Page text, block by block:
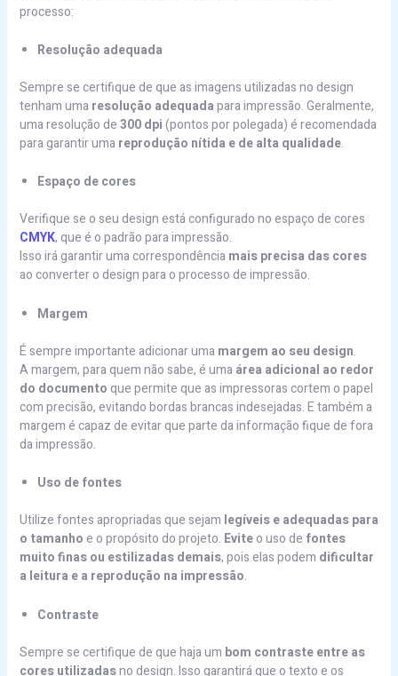
processo:
Resolução adequada
Sempre se certifique de que as imagens utilizadas no design
tenham uma resolução adequadapara impressão. Geralmente,
uma resolução de300 dpi(pontos por polegada) é recomendada
para garantir uma reprodução nítida e de alta qualidade.
Espaço de cores
Verifique se o seu design está configurado no espaço de cores
CMYK, que é o padrão para impressão.
Isso irá garantir uma correspondência mais precisa das cores
ao converter o design para o processo de impressão.
Margem
É sempre importante adicionar uma margem ao seu design.
A margem, para quem não sabe, é uma área adicional ao redor
do documento que permite que as impressoras cortem o papel
com precisão, evitando bordas brancas indesejadas. E também a
margem é capaz de evitar que parte da informação fique de fora
da impressão.
Uso de fontes
Utilize fontes apropriadas que sejam legíveis e adequadas para
o tamanhoe o propósito do projeto. Eviteo uso de fontes
muito finas ou estilizadas demais, pois elas podem dificultar
a leitura e a reprodução na impressão.
Contraste
Sempre se certifique de que haja um bom contraste entre as
cores utilizadasno design. Isso garantirá que o texto e os